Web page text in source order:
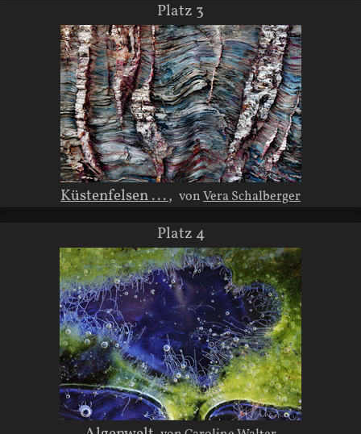
Platz 3
Küstenfelsen ..., vonVera Schalberger
Platz 4